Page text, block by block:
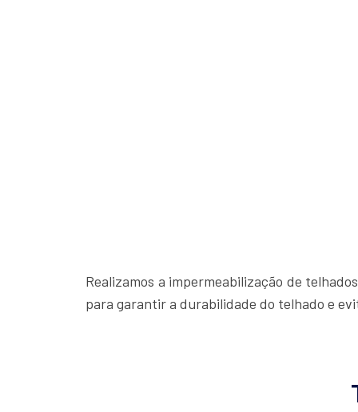
Realizamos a impermeabilização de
para garantir a durabilidade do telhado e